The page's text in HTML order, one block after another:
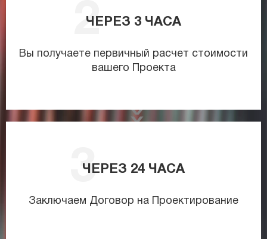
ЧЕРЕЗ 3 ЧАСА
Вы получаете первичный расчет стоимости
вашего Проекта
ЧЕРЕЗ 24 ЧАСА
Заключаем Договор на Проектирование